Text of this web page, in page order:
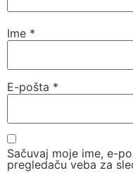
Ime *
E-pošta *
Sačuvaj moje ime, e-
pregledaču veba za